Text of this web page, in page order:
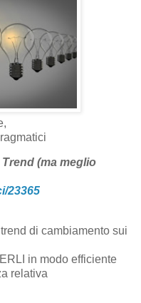
(ma meglio
23365
di cambiamento sui
in modo efficiente
relativa